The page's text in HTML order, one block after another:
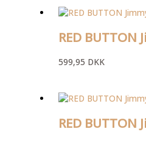
RED BUTTON
599,95 DKK
RED BUTTON